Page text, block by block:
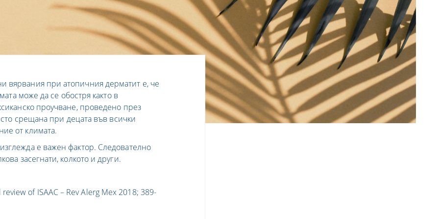
вярвания при атопичния дерматит е, че
може да се обостря както в
проучване, проведено през
срещана при децата във всички
от климата.
е важен фактор. Следователно
засегнати, колкото и други.
of ISAAC – Rev Alerg Mex 2018; 389-